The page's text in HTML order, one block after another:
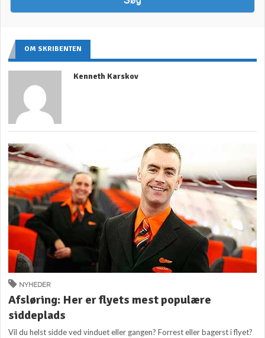
OM SKRIBENTEN
Kenneth Karskov
NYHEDER
Afsløring: Her er flyets mest populære
siddeplads
Vil du helst sidde ved vinduet eller gangen? Forrest eller bagerst i flyet?